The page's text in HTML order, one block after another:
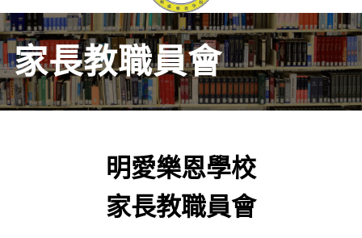
家長教職員會
明愛樂恩學校
家長教職員會